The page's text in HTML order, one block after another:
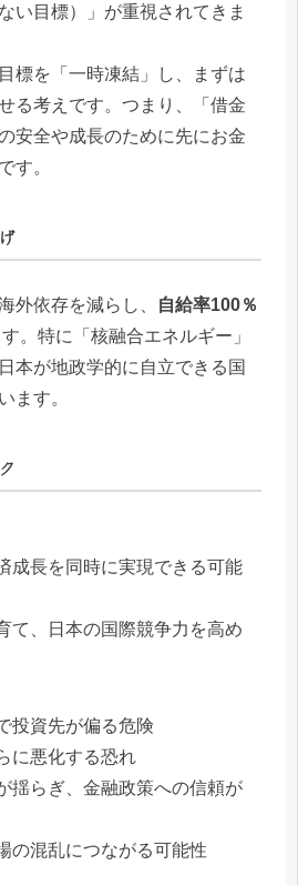
い目標）」が重視されてきま
標を「一時凍結」し、まずは
る考えです。つまり、「借金
安全や成長のために先にお金
す。
外依存を減らし、
自給率100％
。特に「核融合エネルギー」
本が地政学的に自立できる国
ます。
成長を同時に実現できる可能
て、日本の国際競争力を高め
投資先が偏る危険
に悪化する恐れ
揺らぎ、金融政策への信頼が
の混乱につながる可能性